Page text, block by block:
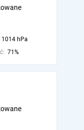
1014 hPa
71%